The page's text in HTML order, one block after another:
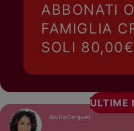
ABBONATI
FAMIGLIA
SOLI 80,00€
ULTIME
Giulia Cerqueti